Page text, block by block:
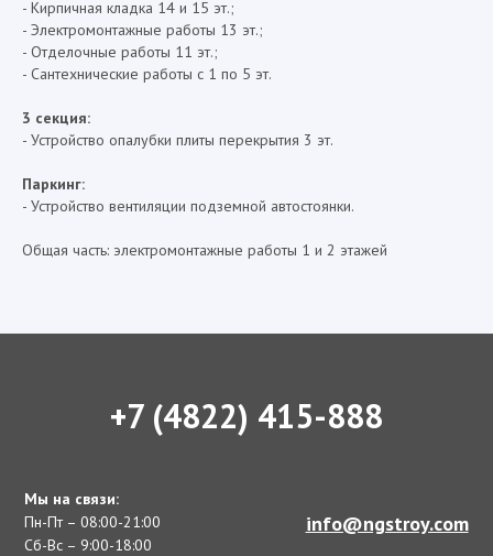
- Кирпичная кладка 14 и 15 эт.;
- Электромонтажные работы 13 эт.;
- Отделочные работы 11 эт.;
- Сантехнические работы с 1 по 5 эт.
3 секция:
- Устройство опалубки плиты перекрытия 3 эт.
Паркинг:
- Устройство вентиляции подземной автостоянки.
Общая часть: электромонтажные работы 1 и 2 этажей
+7 (4822) 415-888
Мы на связи:
Пн-Пт – 08:00-21:00
Сб-Вс – 9:00-18:00
info@ngstroy.com